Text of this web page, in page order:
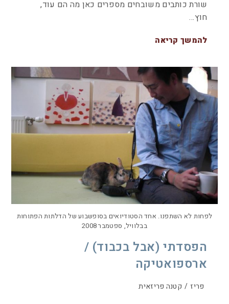
שורת כותבים משובחים מספרים כאן מה הם עוד,
חוץ…
להמשך קריאה
לפחות לא השתפנו. אחד הסטודיואים בסופשבוע של הדלתות הפתוחות
בבלוויל, ספטמבר 2008
הפסדתי (אבל בכבוד) /
ארספואטיקה
פריז / קטנה פריזאית